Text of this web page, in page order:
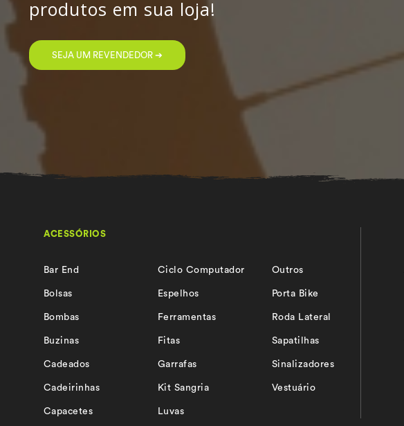
produtos em sua loja!
SEJA UM REVENDEDOR ➔
ACESSÓRIOS
Bar End
Bolsas
Bombas
Buzinas
Cadeados
Cadeirinhas
Capacetes
Ciclo Computador
Espelhos
Ferramentas
Fitas
Garrafas
Kit Sangria
Luvas
Outros
Porta Bike
Roda Lateral
Sapatilhas
Sinalizadores
Vestuário